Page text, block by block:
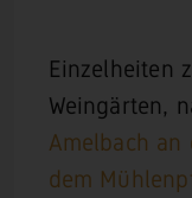
Einzelheiten
Weingärten,
Amelbach an
dem